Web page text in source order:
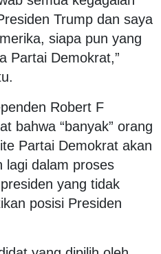
Trump dan saya
siapa pun yang
Partai Demokrat,”
Robert F
bahwa “banyak” orang
Partai Demokrat akan
lagi dalam proses
yang tidak
posisi Presiden